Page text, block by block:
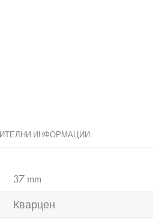
ИНФОРМАЦИИ
37 mm
Кварцен